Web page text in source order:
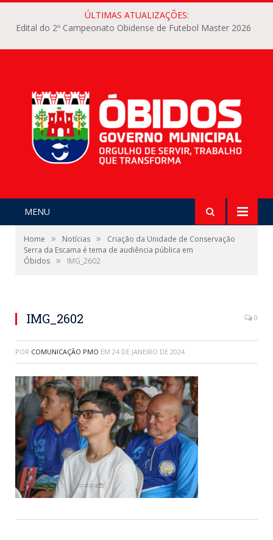
ÚLTIMAS ATUALIZAÇÕES:
Edital do 2º Campeonato Obidense de Futebol Master 2026
MENU
Home » Notícias »
Criação da Unidade de Conservação
Serra da Escama é tema de audiência pública em
Óbidos » IMG_2602
IMG_2602 0
POR COMUNICAÇÃO PMO EM 24 DE JANEIRO DE 2024